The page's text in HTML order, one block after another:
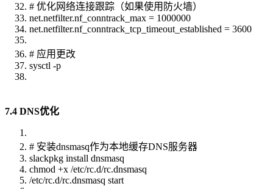
# 优化网络连接跟踪（如果使用防火墙）
net.netfilter.nf_conntrack_max = 1000000
net.netfilter.nf_conntrack_tcp_timeout_established = 3600
# 应用更改
sysctl -p
7.4 DNS优化
# 安装dnsmasq作为本地缓存DNS服务器
slackpkg install dnsmasq
chmod +x /etc/rc.d/rc.dnsmasq
/etc/rc.d/rc.dnsmasq start